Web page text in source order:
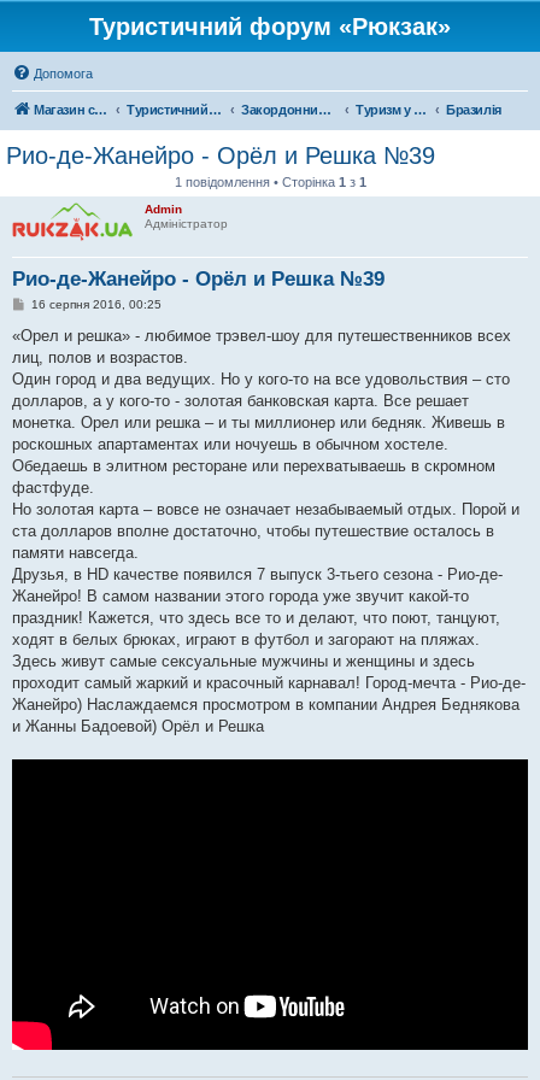
Туристичний форум «Рюкзак»
Допомога
Магазин спорядження Туристичний форум «Рюкзак» Закордонний туризм Туризм у Південній Америці Бразилія
Рио-де-Жанейро - Орёл и Решка №39
1 повідомлення • Сторінка 1 з 1
Admin
Адміністратор
Рио-де-Жанейро - Орёл и Решка №39
П
в
д
о
м
л
е
н
я
16 серпня 2016, 00:25
«Орел и решка» - любимое трэвел-шоу для путешественников всех
лиц, полов и возрастов.
Один город и два ведущих. Но у кого-то на все удовольствия – сто
долларов, а у кого-то - золотая банковская карта. Все решает
монетка. Орел или решка – и ты миллионер или бедняк. Живешь в
роскошных апартаментах или ночуешь в обычном хостеле.
Обедаешь в элитном ресторане или перехватываешь в скромном
фастфуде.
Но золотая карта – вовсе не означает незабываемый отдых. Порой и
ста долларов вполне достаточно, чтобы путешествие осталось в
памяти навсегда.
Друзья, в HD качестве появился 7 выпуск 3-тьего сезона - Рио-де-
Жанейро! В самом названии этого города уже звучит какой-то
праздник! Кажется, что здесь все то и делают, что поют, танцуют,
ходят в белых брюках, играют в футбол и загорают на пляжах.
Здесь живут самые сексуальные мужчины и женщины и здесь
проходит самый жаркий и красочный карнавал! Город-мечта - Рио-де-
Жанейро) Наслаждаемся просмотром в компании Андрея Беднякова
и Жанны Бадоевой) Орёл и Решка